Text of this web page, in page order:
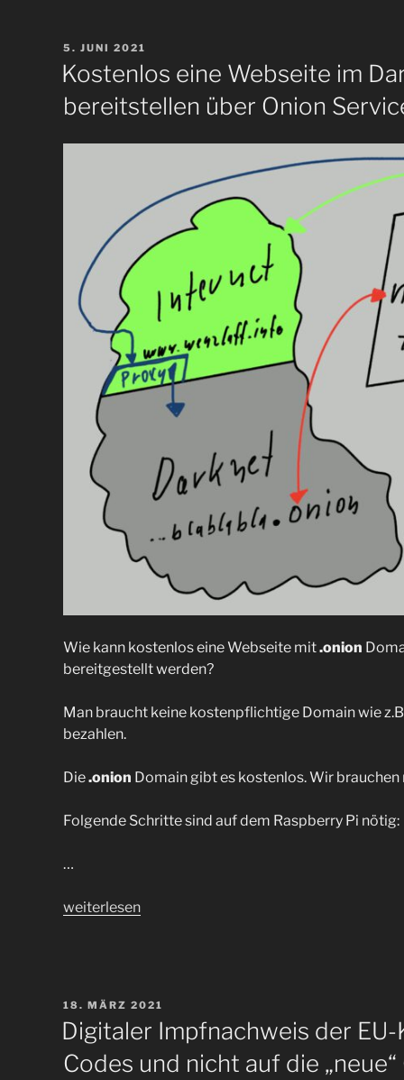
Transaktionen
einer
Adresse
abgefragt
werden?“
VERÖFFENTLICHT
AM
5. JUNI 2021
Kostenlos eine Webseite im
bereitstellen über Onion
Wie kann kostenlos eine Webseite mit.onion
bereitgestellt werden?
Man braucht keine kostenpflichtige Domain wie
bezahlen.
Die.onion Domain gibt es kostenlos. Wir brauchen
Folgende Schritte sind auf dem Raspberry Pi nötig:
…
„Kostenlos
Raspberry
Pi
weiterlesen
VERÖFFENTLICHT
AM
18. MÄRZ 2021
Digitaler Impfnachweis der
Codes und nicht auf die